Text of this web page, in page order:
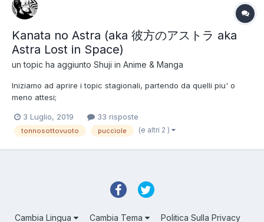
Kanata no Astra (aka 彼方のアストラ aka
Astra Lost in Space)
un topic ha aggiunto Shuji in Anime & Manga
Iniziamo ad aprire i topic stagionali, partendo da quelli piu' o
meno attesi;
3 Luglio, 2019 33 risposte
tonnosottovuoto pucciole (e altri 2 )
Cambia Lingua Cambia Tema Politica Sulla Privacy